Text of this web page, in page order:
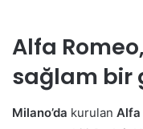
Alfa
sağlam bir
Milano’da kurulan Alfa